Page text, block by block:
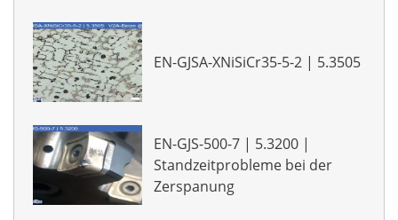
EN-GJSA-XNiSiCr35-5-2 | 5.3505
EN-GJS-500-7 | 5.3200 |
Standzeitprobleme bei der
Zerspanung